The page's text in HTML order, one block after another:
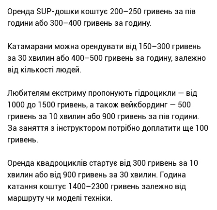
Оренда SUP-дошки коштує 200–250 гривень за пів
години або 300–400 гривень за годину.
Катамарани можна орендувати від 150–300 гривень
за 30 хвилин або 400–500 гривень за годину, залежно
від кількості людей.
Любителям екстриму пропонують гідроцикли — від
1000 до 1500 гривень, а також вейкбординг — 500
гривень за 10 хвилин або 900 гривень за пів години.
За заняття з інструктором потрібно доплатити ще 100
гривень.
Оренда квадроциклів стартує від 300 гривень за 10
хвилин або від 900 гривень за 30 хвилин. Година
катання коштує 1400–2300 гривень залежно від
маршруту чи моделі техніки.